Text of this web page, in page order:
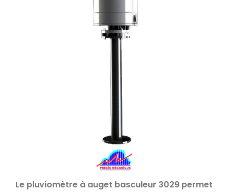
Le pluviomètre à auget basculeur 3029 permet